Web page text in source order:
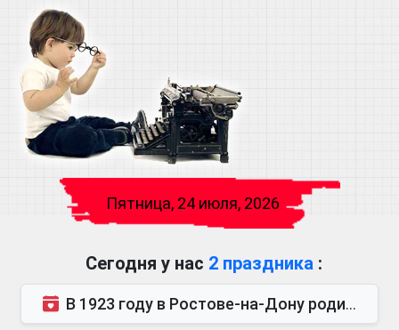
Пятница, 24 июля, 2026
Сегодня у нас 2 праздника :
В 1923 году в Ростове-на-Дону родился Виктор Михайлович Глушков. Под руководством Виктора Михайло...